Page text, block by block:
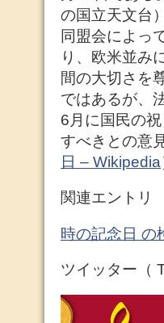
の国立天文台
同盟会によっ
り、欧米並み
間の大切さを
ではあるが、
6月に国民の
すべきとの意
日 – Wikipedia
関連エントリ
時の記念日 の
ツイッター（